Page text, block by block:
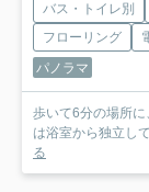
バス・トイレ別
フローリング
パノラマ
歩いて6分の場所
は浴室から独立し
る